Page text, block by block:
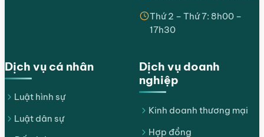
Dịch vụ cá nhân
Luật hình sự
Luật dân sự
Dịch vụ doanh
nghiệp
Kinh doanh thương mại
Hợp đồng
Thứ 2 – Thứ 7: 8h00 –
17h30